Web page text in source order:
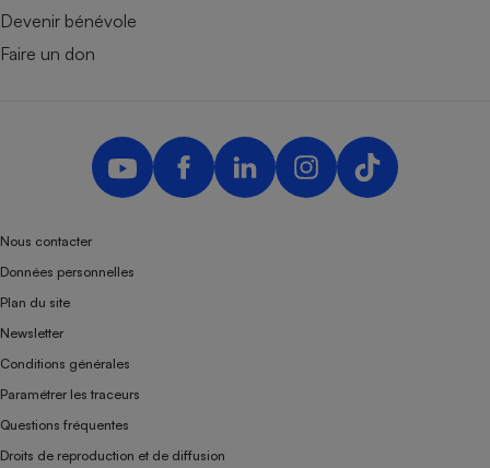
Devenir bénévole
Faire un don
Nous contacter
Données personnelles
Plan du site
Newsletter
Conditions générales
Paramétrer les traceurs
Questions fréquentes
Droits de reproduction et de diffusion